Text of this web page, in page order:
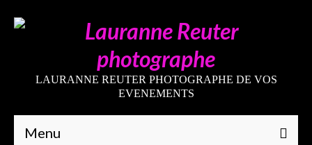
LAURANNE REUTER PHOTOGRAPHE DE VOS
EVENEMENTS
Menu